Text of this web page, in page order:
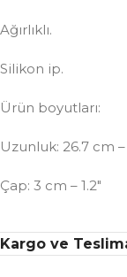
Ağırlıklı.
Silikon ip.
Ürün boyutları:
Uzunluk: 26.7 cm –
Çap: 3 cm – 1.2″
Kargo ve